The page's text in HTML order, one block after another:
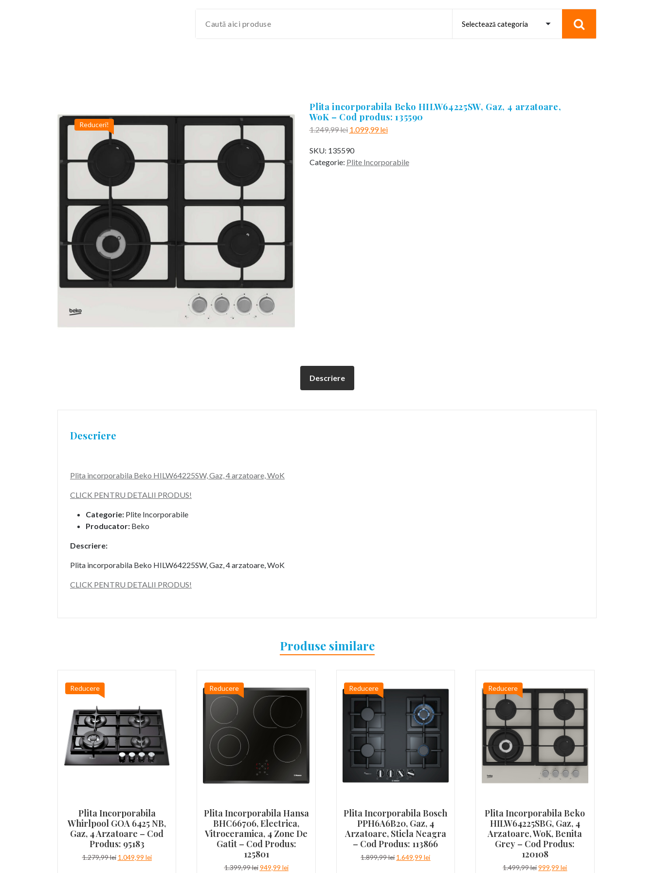
Reduceri!
Plita incorporabila Beko HILW64225SW, Gaz, 4 arzatoare,
WoK – Cod produs: 135590
1.249,99lei Prețul
a
fost:
1.099,99leiPrețul
1.099,99 lei.
SKU: 135590
Categorie: Plite Incorporabile
Descriere
Descriere
Plita incorporabila Beko HILW64225SW, Gaz, 4 arzatoare, WoK
CLICK PENTRU DETALII PRODUS!
Categorie: Plite Incorporabile
Producator: Beko
Descriere:
Plita incorporabila Beko HILW64225SW, Gaz, 4 arzatoare, WoK
CLICK PENTRU DETALII PRODUS!
Produse similare
Reducere
Plita Incorporabila
Whirlpool GOA 6425 NB,
Gaz, 4 Arzatoare – Cod
Produs: 95183
1.279,99lei Prețul
1.049,99 leiPrețul
Reducere
Plita Incorporabila Hansa
BHC66706, Electrica,
Vitroceramica, 4 Zone De
Gatit – Cod Produs:
125801
1.399,99lei Prețul
949,99 leiPrețul
Reducere
Plita Incorporabila Bosch
PPH6A6B20, Gaz, 4
Arzatoare, Sticla Neagra
– Cod Produs: 113866
1.899,99lei Prețul
1.649,99leiPrețul
Reducere
Plita Incorporabila Beko
HILW64225SBG, Gaz, 4
Arzatoare, WoK, Benita
Grey – Cod Produs:
120108
1.499,99leiPrețul
999,99leiPrețul